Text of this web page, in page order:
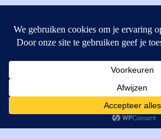
4462GE, Goes
T: +31 (0) 111-484438
M:parts@mitechniek.nl
VAT: NL862802295B01
Cookies helpen ons bij het leveren van
gebruik te maken van onze diensten, gaat
gebruik van cookies.